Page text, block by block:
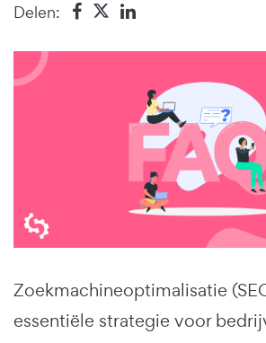
Delen:
Zoekmachineoptimalisatie
essentiële strategie voor